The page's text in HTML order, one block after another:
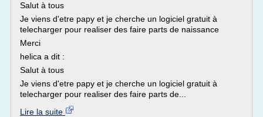
Salut à tous
Je viens d'etre papy et je cherche un logiciel gratuit à
telecharger pour realiser des faire parts de naissance
Merci
helica a dit :
Salut à tous
Je viens d'etre papy et je cherche un logiciel gratuit à
telecharger pour realiser des faire parts de...
Lire la suite